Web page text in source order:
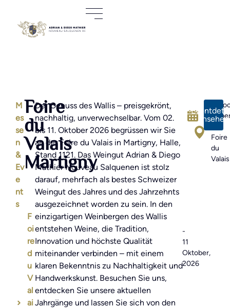
M
es
se
n
&
Ev
e
nt
s
F
oi
re
d
u
V
al
ai
Foire
du
Valais
Martigny
Der Genuss des Wallis – preisgekrönt,
nachhaltig, unverwechselbar. Vom 02.
bis 11. Oktober 2026 begrüssen wir Sie
an der Foire du Valais in Martigny, Halle,
Stand 1121. Das Weingut Adrian & Diego
Mathier Nouveau Salquenen ist stolz
darauf, mehrfach als bestes Schweizer
Weingut des Jahres und des Jahrzehnts
ausgezeichnet worden zu sein. In den
einzigartigen Weinbergen des Wallis
entstehen Weine, die Tradition,
Innovation und höchste Qualität
miteinander verbinden – mit einem
klaren Bekenntnis zu Nachhaltigkeit und
Handwerkskunst. Besuchen Sie uns,
entdecken Sie unsere aktuellen
Jahrgänge und lassen Sie sich von den
-
11
Oktober,
2026
de
Foire
du
Valais
ansehen